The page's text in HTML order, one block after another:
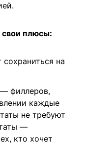
свои плюсы:
сохраниться на
— филлеров,
каждые
не требуют
—
кто хочет